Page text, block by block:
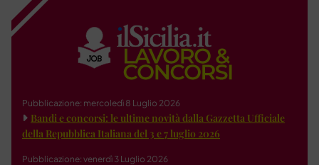
Pubblicazione: mercoledì 8 Luglio 2026
Bandi e concorsi: le ultime novità dalla Gazzetta Ufficiale
della Repubblica Italiana del 3 e 7 luglio 2026
Pubblicazione: venerdì 3 Luglio 2026